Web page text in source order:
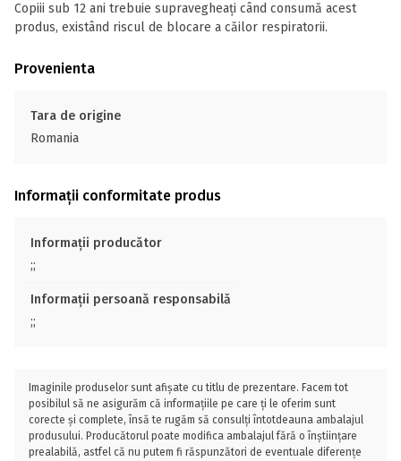
Copiii sub 12 ani trebuie supravegheați când consumă acest
produs, existând riscul de blocare a căilor respiratorii.
Provenienta
Tara de origine
Romania
Informații conformitate produs
Informații producător
;;
Informații persoană responsabilă
;;
Imaginile produselor sunt afișate cu titlu de prezentare. Facem tot
posibilul să ne asigurăm că informațiile pe care ți le oferim sunt
corecte și complete, însă te rugăm să consulți întotdeauna ambalajul
produsului. Producătorul poate modifica ambalajul fără o înștiințare
prealabilă, astfel că nu putem fi răspunzători de eventuale diferențe